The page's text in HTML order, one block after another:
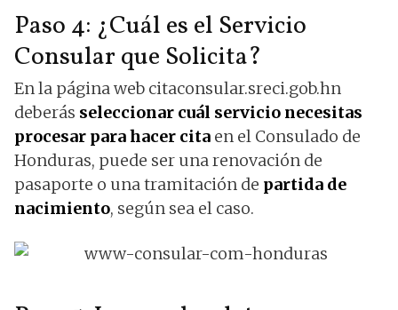
Paso 4: ¿Cuál es el Servicio
Consular que Solicita?
En la página web citaconsular.sreci.gob.hn
deberás seleccionar cuál servicio necesitas
procesar para hacer cita en el Consulado de
Honduras, puede ser una renovación de
pasaporte o una tramitación de partida de
nacimiento, según sea el caso.